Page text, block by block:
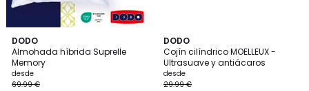
DODO
Almohada híbrida Suprelle
Memory
desde
69.99 €
4
/
5
DODO
Cojín cilíndrico MOELLEUX -
Ultrasuave y antiácaros
desde
29.99 €
4,3
/ 5